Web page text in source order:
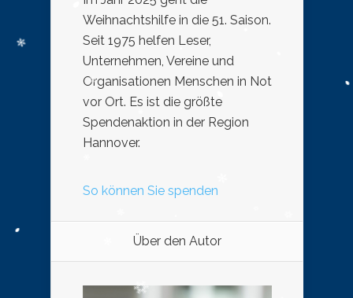
Weihnachtshilfe in die 51. Saison.
Seit 1975 helfen Leser,
Unternehmen, Vereine und
Organisationen Menschen in Not
vor Ort. Es ist die größte
Spendenaktion in der Region
Hannover.
So können Sie spenden
Über den Autor